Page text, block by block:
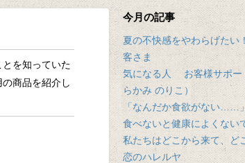
を知っていた
商品を紹介し
今月の記事
夏の不快感をやわらげた
客さま
気になる人 お客様サポ
らかみ のりこ）
「なんだか食欲がない……
食べないと健康によくない
私たちはどこから来て、ど
恋のハレルヤ